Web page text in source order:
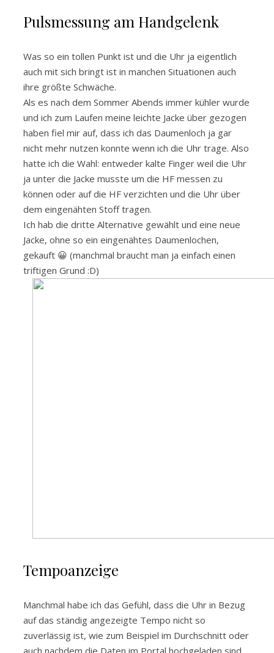
Pulsmessung am Handgelenk
Was so ein tollen Punkt ist und die Uhr ja eigentlich
auch mit sich bringt ist in manchen Situationen auch
ihre größte Schwäche.
Als es nach dem Sommer Abends immer kühler wurde
und ich zum Laufen meine leichte Jacke über gezogen
haben fiel mir auf, dass ich das Daumenloch ja gar
nicht mehr nutzen konnte wenn ich die Uhr trage. Also
hatte ich die Wahl: entweder kalte Finger weil die Uhr
ja unter die Jacke musste um die HF messen zu
können oder auf die HF verzichten und die Uhr über
dem eingenähten Stoff tragen.
Ich hab die dritte Alternative gewählt und eine neue
Jacke, ohne so ein eingenähtes Daumenlochen,
gekauft 😀 (manchmal braucht man ja einfach einen
triftigen Grund :D)
Tempoanzeige
Manchmal habe ich das Gefühl, dass die Uhr in Bezug
auf das ständig angezeigte Tempo nicht so
zuverlässig ist, wie zum Beispiel im Durchschnitt oder